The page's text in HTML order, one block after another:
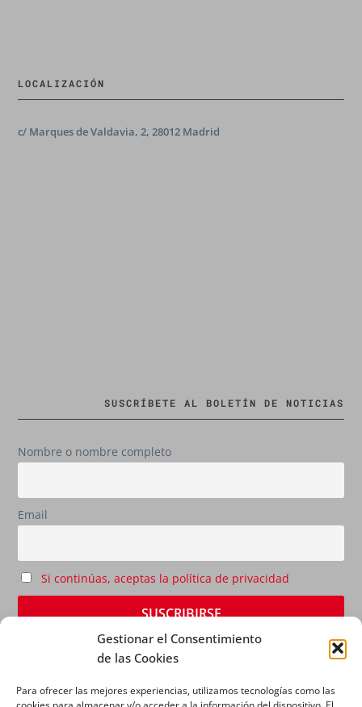
Gestionar el Consentimiento
de las Cookies
Para ofrecer las mejores experiencias, utilizamos tecnologías como las
LOCALIZACIÓN
c/ Marques de Valdavia, 2, 28012 Madrid
SUSCRÍBETE AL BOLETÍN DE NOTICIAS
Nombre o nombre completo
Email
Si continúas, aceptas la política de privacidad